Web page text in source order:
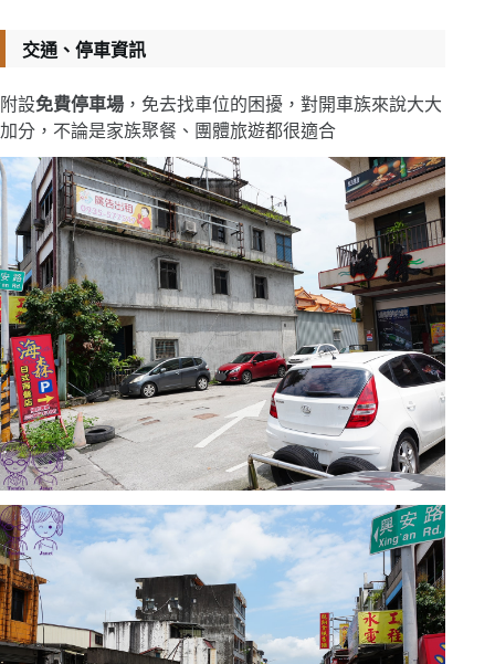
交通、停車資訊
附設免費停車場 ，免去找車位的困擾，對開車族來說大大
加分，不論是家族聚餐、團體旅遊都很適合